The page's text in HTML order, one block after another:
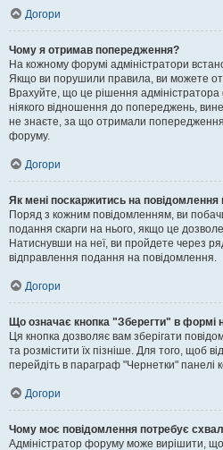
Догори
Чому я отримав попередження?
На кожному форумі адміністратори
Якщо ви порушили правила, ви можете
Врахуйте, що це рішення
ніякого відношення до попереджень,
не знаєте, за що отримали
форуму.
Догори
Як мені поскаржитись на
Поряд з кожним повідомленням, ви
подання скарги на нього, якщо це
Натиснувши на неї, ви пройдете через
відправлення подання на повідомлення.
Догори
Що означає кнопка "Зберегти" в формі
Ця кнопка дозволяє вам зберігати
та розмістити їх пізніше. Для того, щоб
перейдіть в параграф "Чернетки" панелі
Догори
Чому моє повідомлення потребує
Адміністратор форуму може вирішити,